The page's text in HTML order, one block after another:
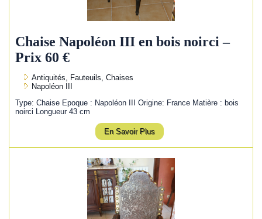
Chaise Napoléon III en bois noirci –
Prix 60 €
Antiquités, Fauteuils, Chaises
Napoléon III
Type: Chaise Epoque : Napoléon III Origine: France Matière : bois
noirci Longueur 43 cm
En Savoir Plus